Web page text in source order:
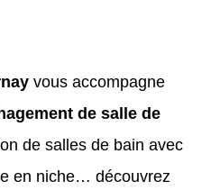
vous accompagne
de salle de
de salles de bain avec
en niche… découvrez